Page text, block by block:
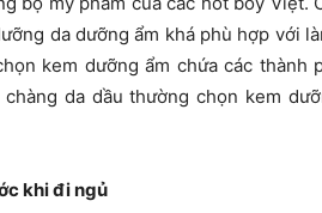
da dưỡng ẩm khá phù hợp với
kem dưỡng ẩm chứa các thành
da dầu thường chọn kem
khi đi ngủ